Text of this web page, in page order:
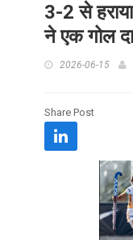
3-2 से
ने एक गोल
2026-06-15
Share Post